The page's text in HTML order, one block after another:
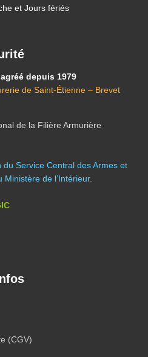
et Jours fériés
depuis 1979
de Saint-Étienne – Brevet
de la Filière Armurière
Service Central des Armes et
Ministère de l’Intérieur.
(CGV)